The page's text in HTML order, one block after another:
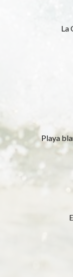
La
Playa